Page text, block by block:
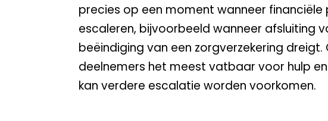
precies op een moment wanneer
escaleren, bijvoorbeeld wanneer afsluiting
beëindiging van een zorgverzekering
deelnemers het meest vatbaar voor hulp
kan verdere escalatie worden voorkomen.